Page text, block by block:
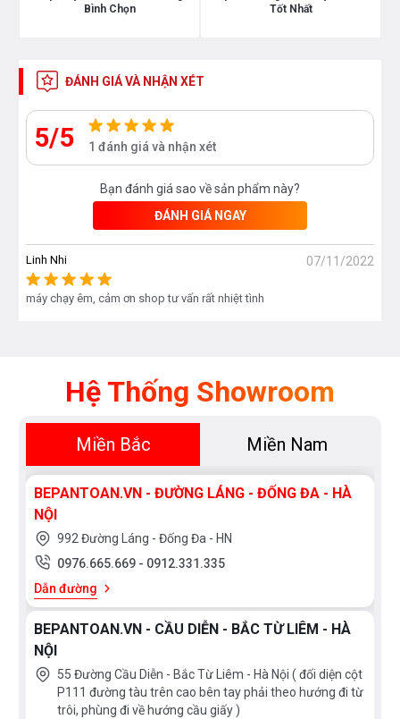
Bình Chọn
Tốt Nhất
ĐÁNH GIÁ VÀ NHẬN XÉT
5/5 1 đánh giá và nhận xét
Bạn đánh giá sao về sản phẩm này?
ĐÁNH GIÁ NGAY
Linh Nhi 07/11/2022
máy chạy êm, cảm ơn shop tư vấn rất nhiệt tình
Hệ Thống Showroom
Miền Bắc Miền Nam
BEPANTOAN.VN - ĐƯỜNG LÁNG - ĐỐNG ĐA - HÀ
NỘI
992 Đường Láng - Đống Đa - HN
0976.665.669 - 0912.331.335
Dẫn đường
BEPANTOAN.VN - CẦU DIỄN - BẮC TỪ LIÊM - HÀ
NỘI
55 Đường Cầu Diễn - Bắc Từ Liêm - Hà Nội ( đối diện cột
P111 đường tàu trên cao bên tay phải theo hướng đi từ
trôi, phùng đi về hướng cầu giấy )